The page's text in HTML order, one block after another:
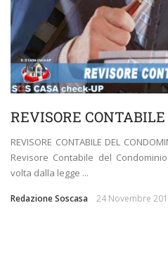
REVISORE
REVISORE CONTABILE DEL
Revisore Contabile del
volta dalla legge ...
Redazione Soscasa 24 Novembre